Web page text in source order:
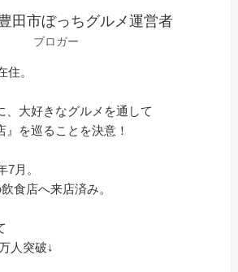
田市ぼっちグルメ運営者
ブロガー
住。
、大好きなグルメを通して
』を巡ることを決意！
7月。
食店へ来店済み。
人突破↓